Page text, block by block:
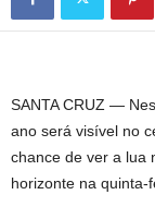
SANTA CRUZ —
ano será visível no
chance de ver a lua
horizonte na quinta-